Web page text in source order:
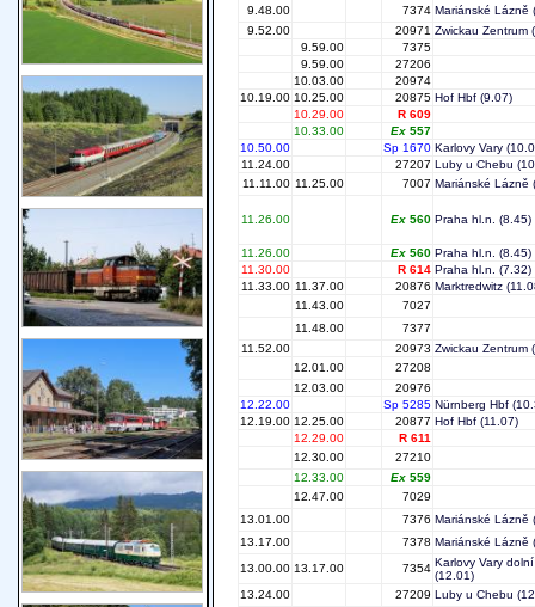
9.48.00
7374 Mariánské Lázně
9.52.00
20971 Zwickau Zentrum
9.59.00
7375
9.59.00
27206
10.03.00
20974
10.19.00 10.25.00 20875 Hof Hbf (9.07)
10.29.00
R 609
10.33.00
Ex 557
10.50.00
Sp 1670 Karlovy Vary
11.24.00
27207 Luby u Chebu
11.11.00 11.25.00 7007 Mariánské Lázně
11.26.00 Ex 560 Praha hl.n. (8.45)
11.26.00 Ex 560 Praha hl.n. (8.45)
11.30.00
R 614 Praha hl.n. (7.32)
11.33.00 11.37.00 20876 Marktredwitz
11.43.00
7027
11.48.00
7377
11.52.00
20973 Zwickau Zentrum
12.01.00
27208
12.03.00
20976
12.22.00
Sp 5285 Nürnberg Hbf
12.19.00 12.25.00 20877 Hof Hbf (11.07)
12.29.00
R 611
12.30.00
27210
12.33.00
Ex 559
12.47.00
7029
13.01.00
7376 Mariánské Lázně
13.17.00
7378 Mariánské Lázně
13.00.00 13.17.00 7354 Karlovy Vary
(12.01)
13.24.00
27209 Luby u Chebu